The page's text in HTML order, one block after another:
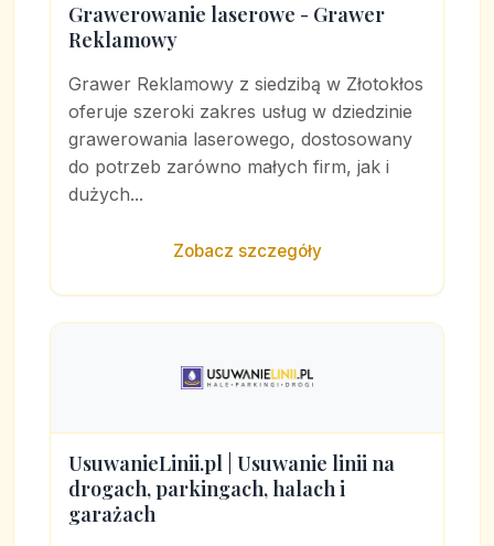
Grawerowanie laserowe - Grawer
Reklamowy
Grawer Reklamowy z siedzibą w Złotokłos
oferuje szeroki zakres usług w dziedzinie
grawerowania laserowego, dostosowany
do potrzeb zarówno małych firm, jak i
dużych...
Zobacz szczegóły
UsuwanieLinii.pl | Usuwanie linii na
drogach, parkingach, halach i
garażach